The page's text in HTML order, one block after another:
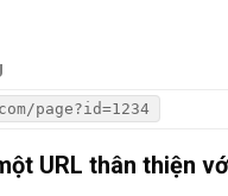
page?id=1234
URL thân thiện